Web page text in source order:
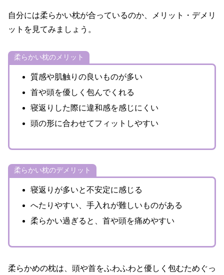
自分には柔らかい枕が合っているのか、メリット・デメリ
ットを見てみましょう。
柔らかい枕のメリット
質感や肌触りの良いものが多い
首や頭を優しく包んでくれる
寝返りした際に違和感を感じにくい
頭の形に合わせてフィットしやすい
柔らかい枕のデメリット
寝返りが多いと不安定に感じる
へたりやすい、手入れが難しいものがある
柔らかい過ぎると、首や頭を痛めやすい
柔らかめの枕は、頭や首をふわふわと優しく包むためぐっ